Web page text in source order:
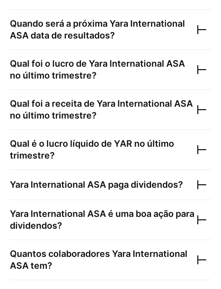
Quando será a próximaYara International
ASA data de resultados?
Qual foi o lucro de Yara International ASA
no último trimestre?
Qual foi a receita de Yara International ASA
no último trimestre?
Qual é o lucro líquido de YAR no último
trimestre?
Yara International ASA paga dividendos?
Yara International ASA é uma boa ação para
dividendos?
Quantos colaboradores Yara International
ASA tem?